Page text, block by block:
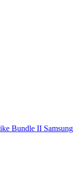
Bundle II Samsung